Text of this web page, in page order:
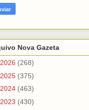
Nova Gazeta
2026 (268)
2025 (375)
2024 (463)
2023 (430)